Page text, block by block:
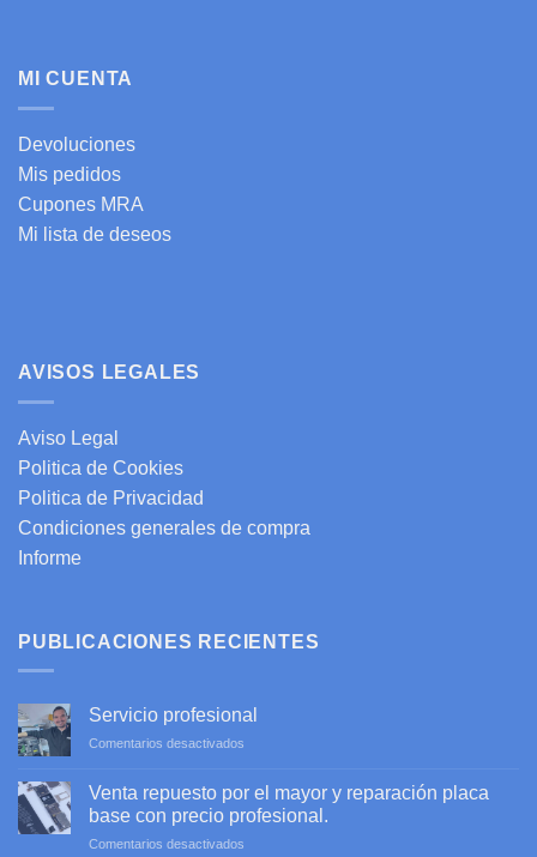
MI CUENTA
Devoluciones
Mis pedidos
Cupones MRA
Mi lista de deseos
AVISOS LEGALES
Aviso Legal
Politica de Cookies
Politica de Privacidad
Condiciones generales de compra
Informe
PUBLICACIONES RECIENTES
Servicio profesional
Comentarios desactivados
profesional
Venta repuesto por el mayor y reparación placa
base con precio profesional.
Comentarios desactivados